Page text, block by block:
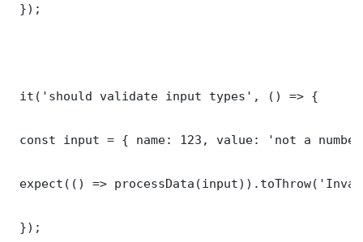
});
it('should validate input types', () => {
const input = { name: 123, value: 'not a
expect(() =>
});